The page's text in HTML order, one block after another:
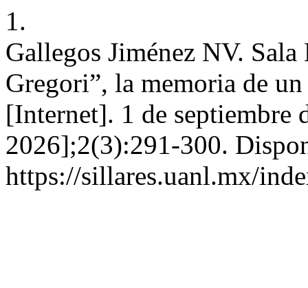
1.
Gallegos Jiménez NV.
Gregori”, la memoria de
[Internet]. 1 de septiembre
2026];2(3):291-300.
https://sillares.uanl.mx/